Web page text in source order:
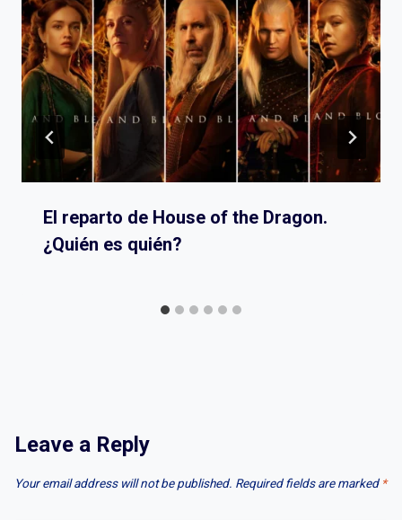
El reparto de House of the Dragon.
¿Quién es quién?
Leave a Reply
Your email address will not be published. Required fields are marked *